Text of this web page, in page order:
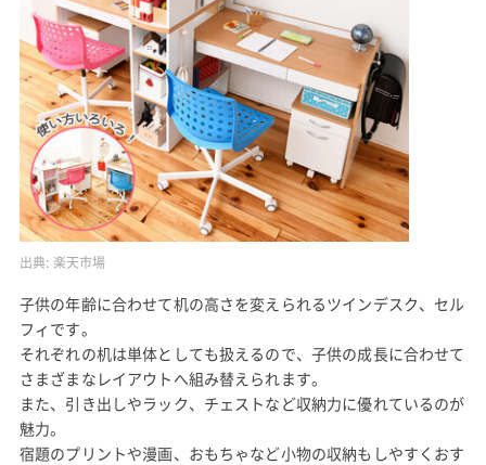
出典: 楽天市場
子供の年齢に合わせて机の高さを変えられるツインデスク、セル
フィです。
それぞれの机は単体としても扱えるので、子供の成長に合わせて
さまざまなレイアウトへ組み替えられます。
また、引き出しやラック、チェストなど収納力に優れているのが
魅力。
宿題のプリントや漫画、おもちゃなど小物の収納もしやすくおす